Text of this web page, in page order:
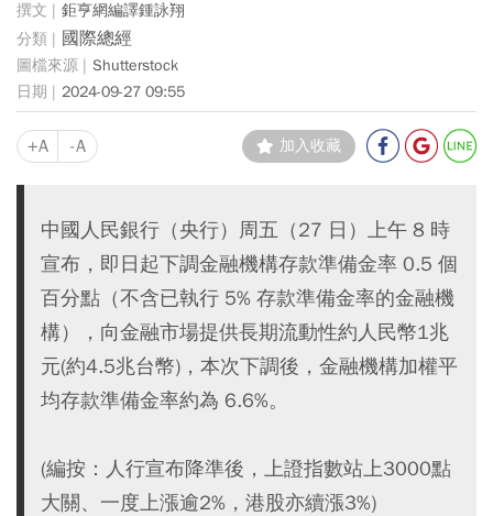
鉅亨網編譯鍾詠翔
國際總經
Shutterstock
2024-09-27 09:55
+A -A 加入收藏
中國人民銀行（央行）周五（27 日）上午 8 時
宣布，即日起下調金融機構存款準備金率 0.5 個
百分點（不含已執行 5% 存款準備金率的金融機
構），向金融市場提供長期流動性約人民幣1兆
元(約4.5兆台幣)，本次下調後，金融機構加權平
均存款準備金率約為 6.6%。
(編按：人行宣布降準後，上證指數站上3000點
大關、一度上漲逾2%，港股亦續漲3%)